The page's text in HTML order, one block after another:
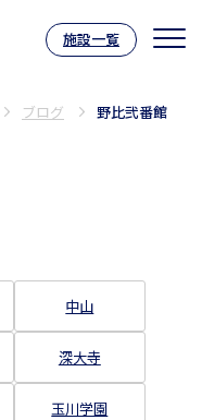
サニーステー
施設一覧
ブログ 野比弐番館
中山
深大寺
玉川学園